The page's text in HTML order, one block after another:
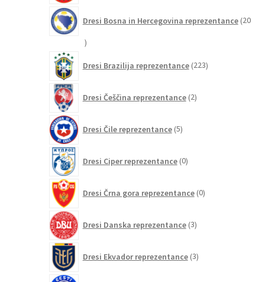
Dresi Bosna in Hercegovina reprezentance 20
20
Dresi Brazilija reprezentance 223izdelkov
Dresi Češčina reprezentance 2izdelka
Dresi Čile reprezentance 5izdelkov
Dresi Ciper reprezentance 0izdelkov
Dresi Črna gora reprezentance 0izdelkov
Dresi Danska reprezentance 3izdelki
Dresi Ekvador reprezentance 3izdelki